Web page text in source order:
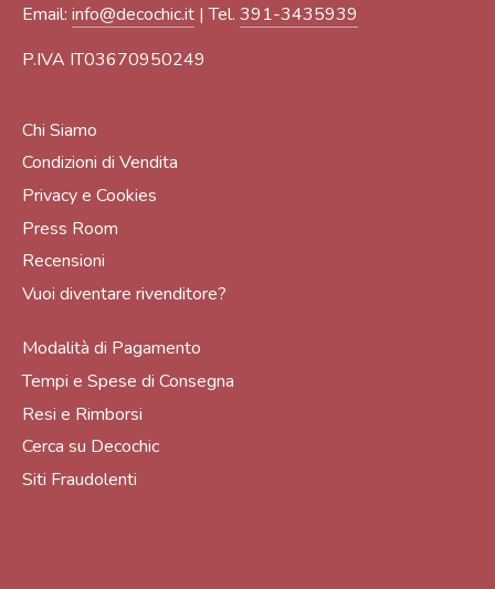
Email: info@decochic.it | Tel. 391-3435939
P.IVA IT03670950249
Chi Siamo
Condizioni di Vendita
Privacy e Cookies
Press Room
Recensioni
Vuoi diventare rivenditore?
Modalità di Pagamento
Tempi e Spese di Consegna
Resi e Rimborsi
Cerca su Decochic
Siti Fraudolenti